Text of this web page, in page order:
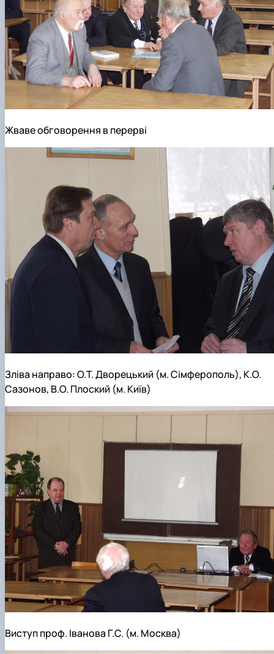
Жваве обговорення в перерві
Зліва направо: О.Т. Дворецький (м. Сімферополь), К.О.
Сазонов, В.О. Плоский (м. Київ)
Виступ проф. Іванова Г.С. (м. Москва)